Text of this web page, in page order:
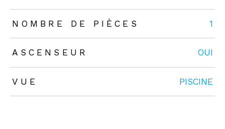
NOMBRE DE PIÈCES 1
ASCENSEUR OUI
VUE PISCINE